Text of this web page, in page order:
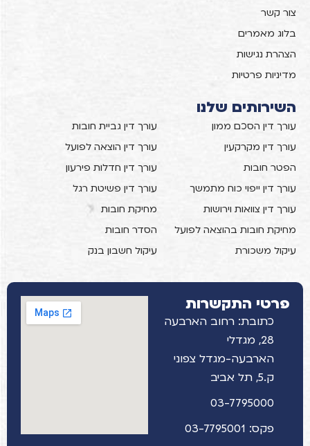
צור קשר
בלוג מאמרים
הצהרת נגישות
מדיניות פרטיות
השירותים שלנו
עורך דין הסכם ממון
עורך דין גביית חובות
עורך דין מקרקעין
עורך דין הוצאה לפועל
הפטר חובות
עורך דין חדלות פירעון
עורך דין ייפוי כוח מתמשך
עורך דין פשיטת רגל
עורך דין צוואות וירושות
מחיקת חובות
מחיקת חובות בהוצאה לפועל
הסדר חובות
עיקול משכורת
עיקול חשבון בנק
פרטי התקשרות
כתובת: רחוב הארבעה
28, מגדלי
הארבעה-מגדל צפוני
ק.5, תל אביב
03-7795000
פקס: 03-7795001